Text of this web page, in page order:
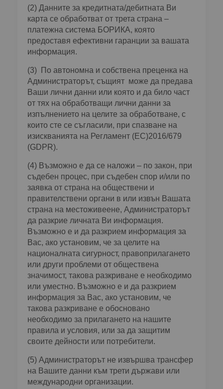
(2) Данните за кредитната/дебитната Ви
карта се обработват от трета страна –
платежна система БОРИКА, която
предоставя ефективни гаранции за вашата
информация.
(3) По автономна и собствена преценка на
Администраторът, същият може да предава
Ваши лични данни или която и да било част
от тях на обработващи лични данни за
изпълнението на целите за обработване, с
които сте се съгласили, при спазване на
изискванията на Регламент (ЕС)2016/679
(GDPR).
(4) Възможно е да се наложи – по закон, при
съдебен процес, при съдебен спор и/или по
заявка от страна на обществени и
правителствени органи в или извън Вашата
страна на местоживеене, Администраторът
да разкрие личната Ви информация.
Възможно е и да разкрием информация за
Вас, ако установим, че за целите на
националната сигурност, правоприлагането
или други проблеми от обществена
значимост, такова разкриване е необходимо
или уместно. Възможно е и да разкрием
информация за Вас, ако установим, че
такова разкриване е обосновано
необходимо за прилагането на нашите
правила и условия, или за да защитим
своите дейности или потребители.
(5) Администраторът не извършва трансфер
на Вашите данни към трети държави или
международни организации.